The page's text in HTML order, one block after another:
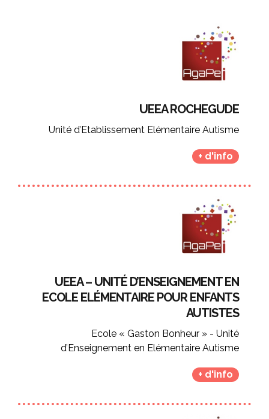
UEEA ROCHEGUDE
Unité d’Etablissement Elémentaire Autisme
+ d'info
UEEA – UNITÉ D’ENSEIGNEMENT EN
ECOLE ELÉMENTAIRE POUR ENFANTS
AUTISTES
Ecole « Gaston Bonheur » - Unité
d’Enseignement en Elémentaire Autisme
+ d'info